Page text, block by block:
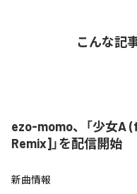
こんな記
ezo-momo、「少女A
Remix]」を配信開始
新曲情報